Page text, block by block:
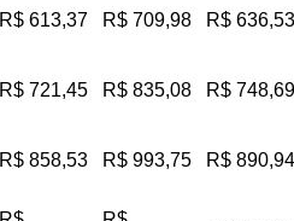
R$ 613,37 R$ 709,98 R$ 636,53
R$ 721,45 R$ 835,08 R$ 748,69
R$ 858,53 R$ 993,75 R$ 890,94